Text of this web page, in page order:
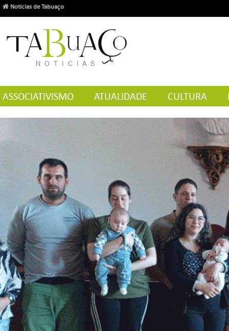
Noticias de Tabuaço
ASSOCIATIVISMO ATUALIDADE CULTURA